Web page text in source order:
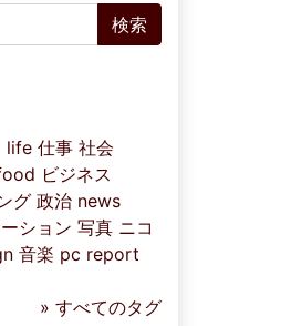
life 仕事 社会
ビジネス
グ 政治 news
ション 写真 ニコ
音楽 pc report
» すべてのタグ